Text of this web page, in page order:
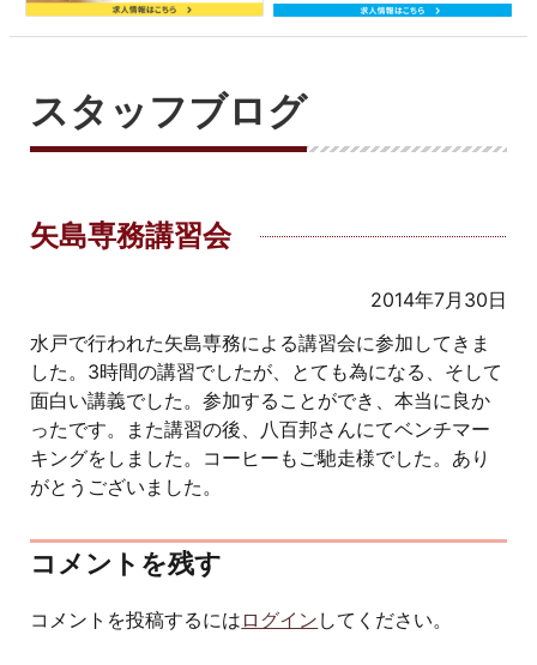
スタッフブログ
矢島専務講習会
2014年7月30日
水戸で行われた矢島専務による講習会に参加してきま
した。3時間の講習でしたが、とても為になる、そして
面白い講義でした。参加することができ、本当に良か
ったです。また講習の後、八百邦さんにてベンチマー
キングをしました。コーヒーもご馳走様でした。あり
がとうございました。
コメントを残す
コメントを投稿するには ログイン してください。